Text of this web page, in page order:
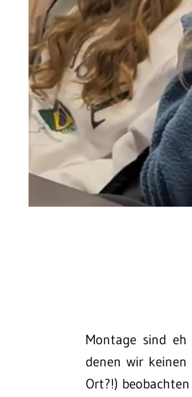
Montage sind
denen wir
Ort?!)